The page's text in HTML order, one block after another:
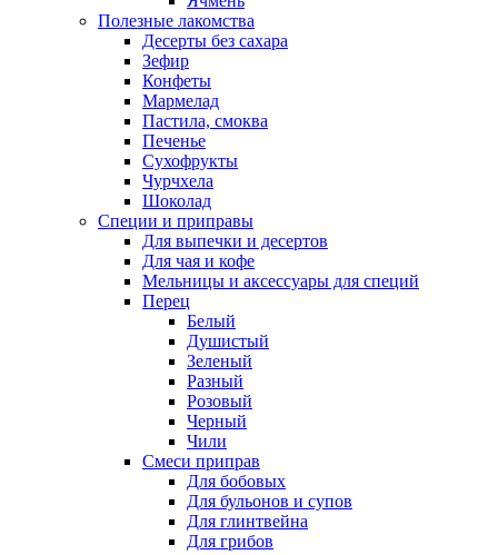
Полезные лакомства
Десерты без сахара
Зефир
Конфеты
Мармелад
Пастила, смоква
Печенье
Сухофрукты
Чурчхела
Шоколад
Специи и приправы
Для выпечки и десертов
Для чая и кофе
Мельницы и аксессуары для специй
Перец
Белый
Душистый
Зеленый
Разный
Розовый
Черный
Чили
Смеси приправ
Для бобовых
Для бульонов и супов
Для глинтвейна
Для грибов